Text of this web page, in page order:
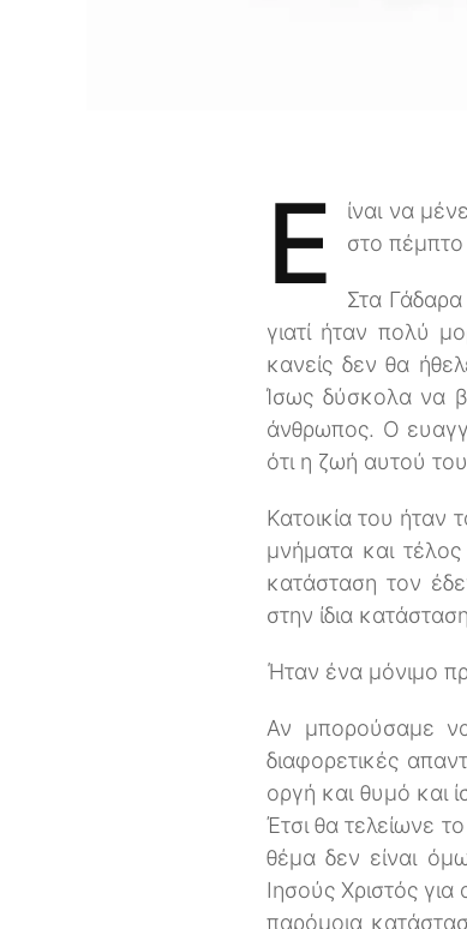
Ε
ίναι να
στο
Στα
γιατί ήταν πολύ
κανείς δεν θα
Ίσως δύσκολα να
άνθρωπος. O
ότι η ζωή αυτού
Κατοικία του
μνήματα και
κατάσταση τον
στην ίδια
Ήταν ένα μόνιμο
Αν μπορούσαμε
διαφορετικές
οργή και θυμό και
Έτσι θα τελείωνε
θέμα δεν είναι
Ιησούς Χριστός
παρόμοια